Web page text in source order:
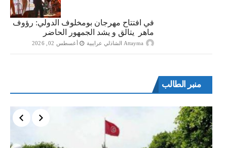
في افتتاح مهرجان بومخلوف الدولي: رؤوف
ماهر يتالق و يشد الجمهور الحاضر
Attayma الشاذلي عرايبية أغسطس 02, 2026
منبر الطالب